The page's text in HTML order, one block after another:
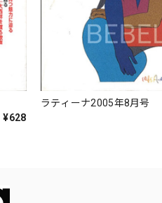
¥628
ラティーナ2005年8月号